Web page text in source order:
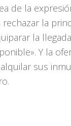
de la
la
la
Y la
sus